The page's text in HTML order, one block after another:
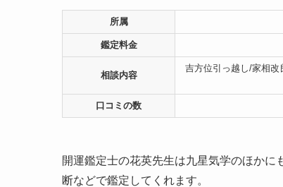
所属
鑑定料金
相談内容
吉方位引っ越し/家相
口コミの数
開運鑑定士の花英先生は九星気学のほかに
断などで鑑定してくれます。